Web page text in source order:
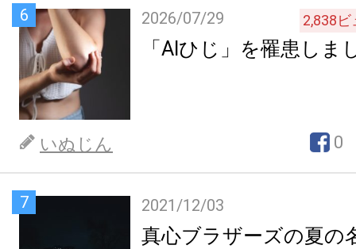
6 2026/07/29 2,838ビ
「AIひじ」を罹患しま
いぬじん 0
7 2021/12/03
真心ブラザーズの夏の